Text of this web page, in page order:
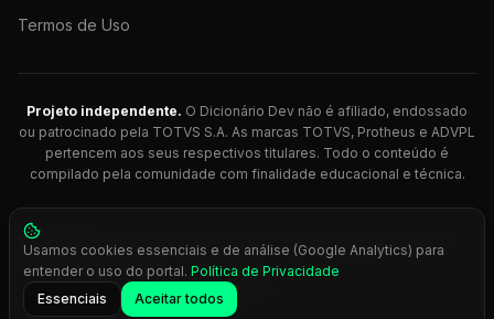
Termos de Uso
Projeto independente. O Dicionário Dev não é afiliado, endossado
ou patrocinado pela TOTVS S.A. As marcas TOTVS, Protheus e ADVPL
pertencem aos seus respectivos titulares. Todo o conteúdo é
compilado pela comunidade com finalidade educacional e técnica.
© 2026 Dicionário Dev. Feito com 💚 para desenvolvedores
Protheus.
Press Ctrl+K
Usamos cookies essenciais e de análise (Google Analytics) para
entender o uso do portal. Política de Privacidade
Essenciais
Aceitar todos